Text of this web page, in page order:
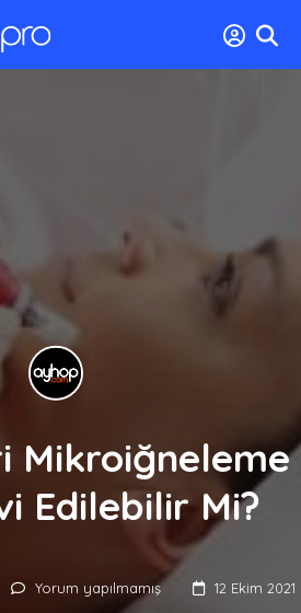
Mikroiğneleme
Edilebilir Mi?
Yorum yapılmamış 12 Ekim 2021